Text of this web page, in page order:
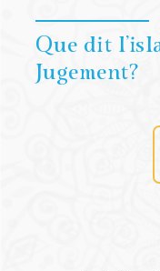
Que dit
Jugement?